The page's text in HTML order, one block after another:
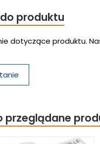
produktu
dotyczące produktu.
przeglądane